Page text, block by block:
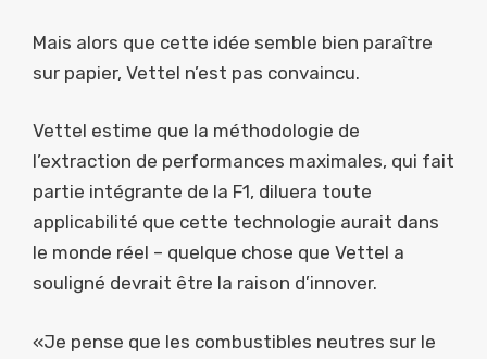
Mais alors que cette idée semble bien paraître
sur papier, Vettel n’est pas convaincu.
Vettel estime que la méthodologie de
l’extraction de performances maximales, qui fait
partie intégrante de la F1, diluera toute
applicabilité que cette technologie aurait dans
le monde réel – quelque chose que Vettel a
souligné devrait être la raison d’innover.
«Je pense que les combustibles neutres sur le